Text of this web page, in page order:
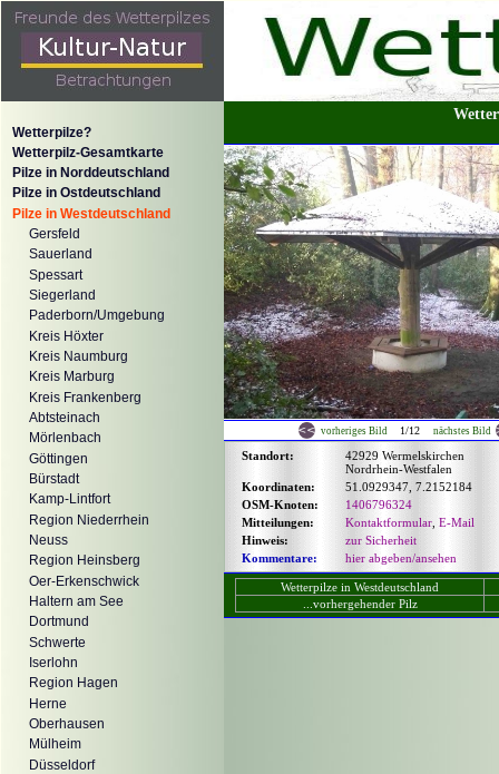
Wetterpilze?
Wetterpilz-Gesamtkarte
Pilze in Norddeutschland
Pilze in Ostdeutschland
Pilze in Westdeutschland
Gersfeld
Sauerland
Spessart
Siegerland
Paderborn/Umgebung
Kreis Höxter
Kreis Naumburg
Kreis Marburg
Kreis Frankenberg
Abtsteinach
Mörlenbach
Göttingen
Bürstadt
Kamp-Lintfort
Region Niederrhein
Neuss
Region Heinsberg
Oer-Erkenschwick
Haltern am See
Dortmund
Schwerte
Iserlohn
Region Hagen
Herne
Oberhausen
Mülheim
Düsseldorf
vorheriges Bild 1/12 nächstes Bild
Standort:
42929 Wermelskirchen
Nordrhein-Westfalen
Koordinaten:
51.0929347, 7.2152184
OSM-Knoten:
1406796324
Mitteilungen:
Kontaktformular E-Mail
Hinweis:
zur Sicherheit
Kommentare:
hier abgeben/ansehen
Wetterpilze in Westdeutschland
...vorhergehender Pilz